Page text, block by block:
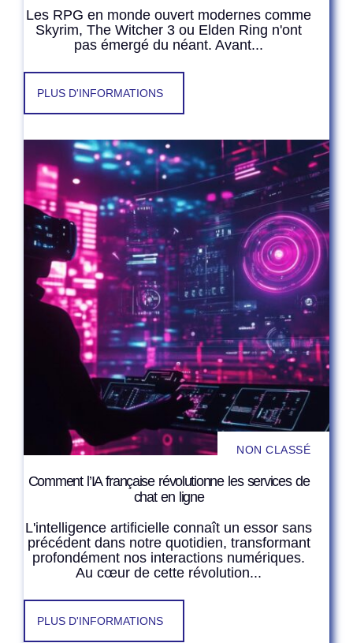
Les RPG en monde ouvert modernes comme
Skyrim, The Witcher 3 ou Elden Ring n'ont
pas émergé du néant. Avant...
PLUS D'INFORMATIONS
NON CLASSÉ
Comment l’IA française révolutionne les services de
chat en ligne
L'intelligence artificielle connaît un essor sans
précédent dans notre quotidien, transformant
profondément nos interactions numériques.
Au cœur de cette révolution...
PLUS D'INFORMATIONS